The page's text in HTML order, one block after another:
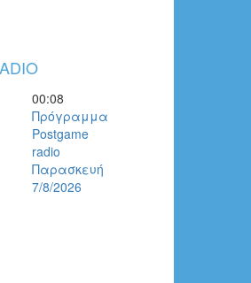
00:08
Πρόγραμμα
Postgame
radio
Παρασκευή
7/8/2026